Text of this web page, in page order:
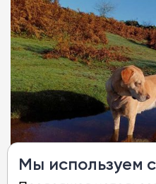
Мы используем